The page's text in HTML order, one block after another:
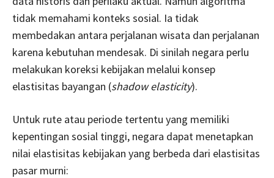
tidak memahami konteks sosial. Ia tidak
membedakan antara perjalanan wisata dan perjalanan
karena kebutuhan mendesak. Di sinilah negara perlu
melakukan koreksi kebijakan melalui konsep
elastisitas bayangan (shadow elasticity).
Untuk rute atau periode tertentu yang memiliki
kepentingan sosial tinggi, negara dapat menetapkan
nilai elastisitas kebijakan yang berbeda dari elastisitas
pasar murni: